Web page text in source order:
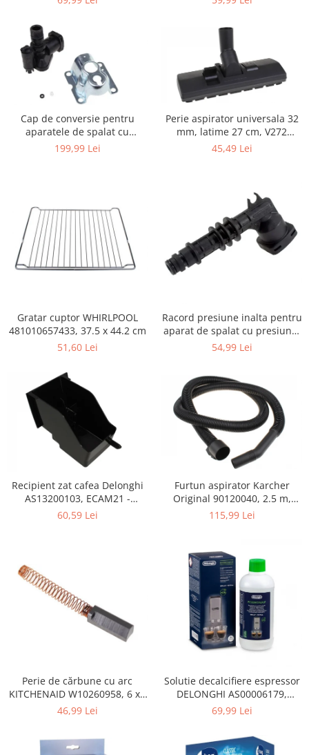
Igiena si ingrijire
Jucarii si Jocuri
Maternitate
Petshop
Accesorii animale de companie
Acvaristica
Castroane si adapatori animale
Igiena animale de companie
Mobila si transport animale de
PC, Periferice & Software
Componente PC
Desktop PC & Monitoare
Imprimante, Scanere &
Consumabile
Servere, Componente & UPS
Telecomenzi garaj
Accesorii antrenament
Accesorii Fitness
Accesorii sportive
Articole Voiaj
Sporturi acvatice
Sporturi de interior
Audio HI-FI & Profesionale
Camere video si sport
Drone si Accesorii
Home Cinema & Audio
Televizoare & accesorii
Bacanie
Ambalaje cadouri
Curatenie si intretinere
Cap de conversie pentru
aparatele de spalat cu
presiune KARCHER K
199,99 Lei
Perie aspirator universala 32
mm, latime 27 cm, V272
ECONOMY
45,49 Lei
Gratar cuptor WHIRLPOOL
481010657433, 37.5 x 44.2 cm
51,60 Lei
Racord presiune inalta pentru
aparat de spalat cu presiune,
KARCHER 9.013-355.0, K4/K5
54,99 Lei
Recipient zat cafea Delonghi
AS13200103, ECAM21 -
ECAM25
60,59 Lei
Furtun aspirator Karcher
Original 90120040, 2.5 m,
negru
115,99 Lei
Perie de cărbune cu arc
KITCHENAID W10260958, 6 x6
x 19 mm, pentru 5KSM15
46,99 Lei
Solutie decalcifiere espressor
DELONGHI AS00006179,
DLSC500, 500 ml
69,99 Lei